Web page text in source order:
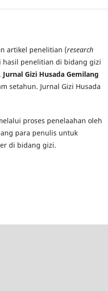
artikel penelitian (research
penelitian di bidang gizi
Jurnal Gizi Husada Gemilang
setahun. Jurnal Gizi Husada
proses penelaahan oleh
para penulis untuk
di bidang gizi.